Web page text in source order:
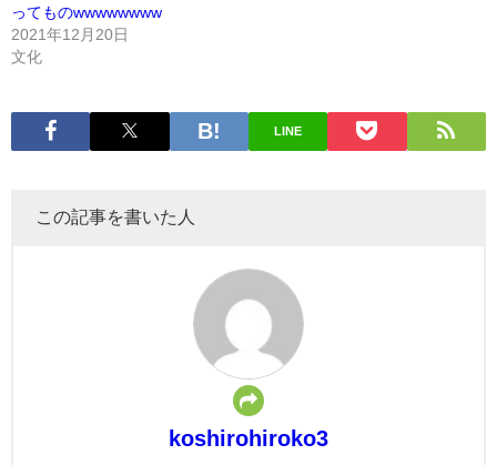
ってものwwwwwwww
2021年12月20日
文化
LINE
この記事を書いた人
koshirohiroko3